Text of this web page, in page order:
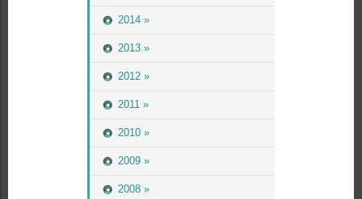
2014 »
2013 »
2012 »
2011 »
2010 »
2009 »
2008 »